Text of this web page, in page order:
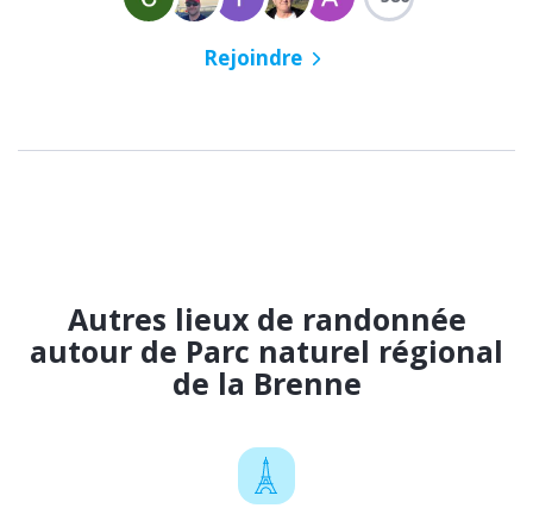
Rejoindre
Autres lieux de randonnée
autour de Parc naturel régional
de la Brenne